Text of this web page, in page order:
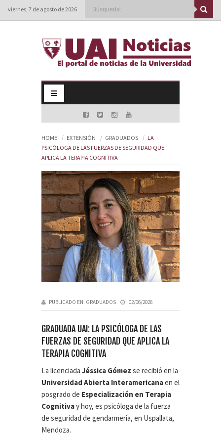
viernes, 7 de agosto de 2026
HOME EXTENSIÓN GRADUADOS
LA
PSICÓLOGA DE LAS FUERZAS DE SEGURIDAD QUE
APLICA LA TERAPIA COGNITIVA
PUBLICADO EN: GRADUADOS 02/06/2026
GRADUADA UAI: LA PSICÓLOGA DE LAS
FUERZAS DE SEGURIDAD QUE APLICA LA
TERAPIA COGNITIVA
La licenciada Jéssica Gómez se recibió en la
Universidad Abierta Interamericanaen el
posgrado de Especialización en Terapia
Cognitivay hoy, es psicóloga de la fuerza
de seguridad de gendarmería, en Uspallata,
Mendoza.